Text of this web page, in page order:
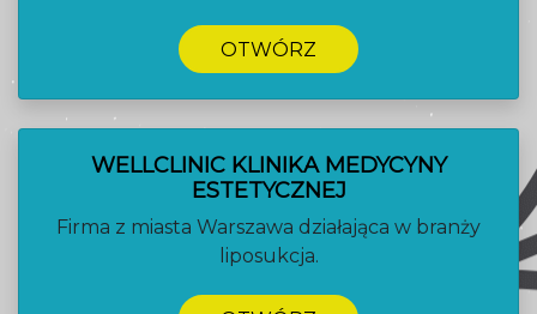
OTWÓRZ
WELLCLINIC KLINIKA MEDYCYNY
ESTETYCZNEJ
Firma z miasta Warszawa działająca w branży
liposukcja.